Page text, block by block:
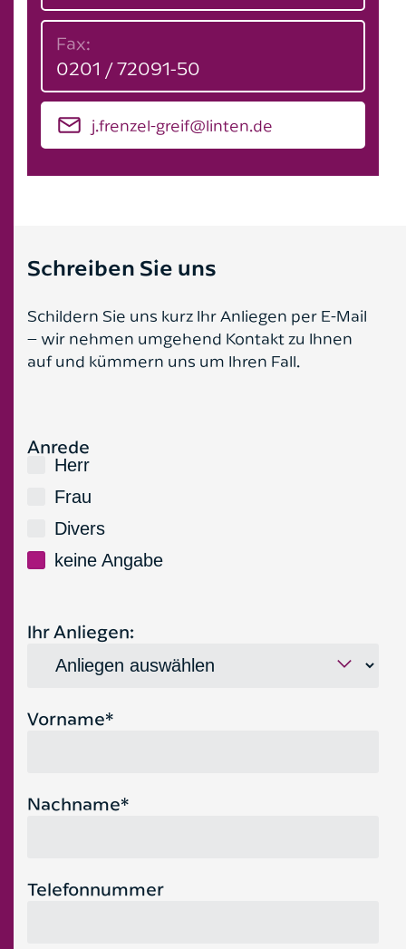
Fax:
0201 / 72091-50
j.frenzel-greif@linten.de
Schreiben Sie uns
Schildern Sie uns kurz Ihr Anliegen per E-Mail
– wir nehmen umgehend Kontakt zu Ihnen
auf und kümmern uns um Ihren Fall.
Bitte lasse dieses Feld leer.
Anrede
Herr
Frau
Divers
keine Angabe
Ihr Anliegen:
Vorname*
Nachname*
Telefonnummer